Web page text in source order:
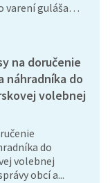
varení guláša…
na doručenie
náhradníka do
volebnej
do
volebnej
obcí a...